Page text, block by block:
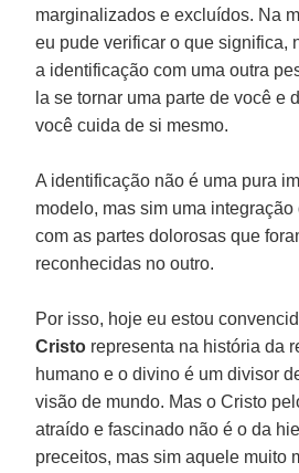
marginalizados e excluídos. Na
eu pude verificar o que significa,
a identificação com uma outra
la se tornar uma parte de você e
você cuida de si mesmo.
A identificação não é uma pura
modelo, mas sim uma
com as partes dolorosas que
reconhecidas no outro.
Por isso, hoje eu estou
Cristo representa na história da
humano e o divino é um divisor
visão de mundo. Mas o Cristo
atraído e fascinado não é o da
preceitos, mas sim aquele muito